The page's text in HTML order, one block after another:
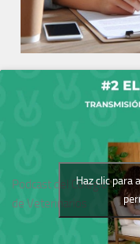
Podcast del Colegio
de Veterinarios
Haz clic para